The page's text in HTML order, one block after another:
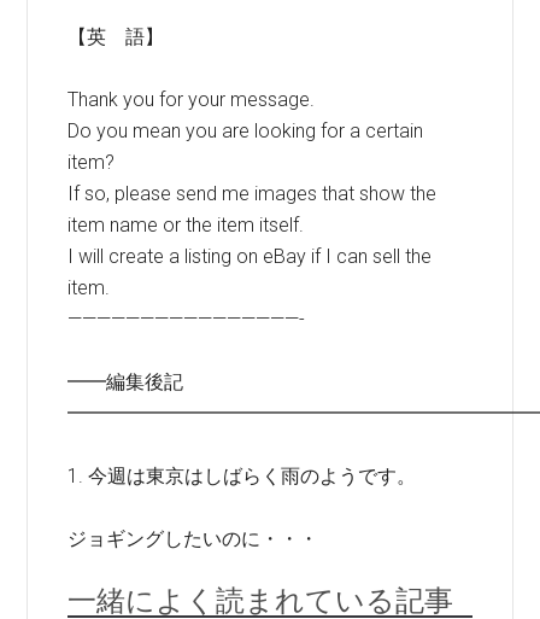
【英 語】
Thank you for your message.
Do you mean you are looking for a certain
item?
If so, please send me images that show the
item name or the item itself.
I will create a listing on eBay if I can sell the
item.
————————————————-
━━編集後記
1. 今週は東京はしばらく雨のようです。
ジョギングしたいのに・・・
一緒によく読まれている記事